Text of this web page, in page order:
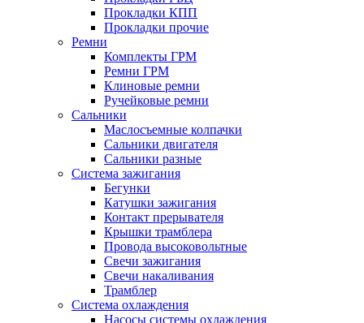
Прокладки КПП
Прокладки прочие
Ремни
Комплекты ГРМ
Ремни ГРМ
Клиновые ремни
Ручейковые ремни
Сальники
Маслосъемные колпачки
Сальники двигателя
Сальники разные
Система зажигания
Бегунки
Катушки зажигания
Контакт прерывателя
Крышки трамблера
Провода высоковольтные
Свечи зажигания
Свечи накаливания
Трамблер
Система охлаждения
Насосы системы охлаждения